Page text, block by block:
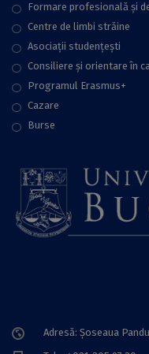
Formare profesională și
Centre de limbi străine
Asociații studențești
Consiliere şi orientare în
Programul Erasmus+
Cazare
Burse
Adresă: Șoseaua